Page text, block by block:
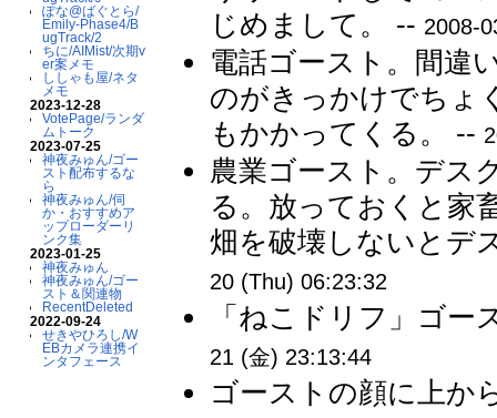
ぽな@ばぐとら/
Emily-Phase4/B
ugTrack/2
ちに/AIMist/次期v
er案メモ
ししゃも屋/ネタ
メモ
2023-12-28
VotePage/ランダ
ムトーク
2023-07-25
神夜みゅん/ゴー
スト配布するな
ら
神夜みゅん/伺
か・おすすめア
ップローダーリ
ンク集
2023-01-25
神夜みゅん
神夜みゅん/ゴー
スト＆関連物
RecentDeleted
2022-09-24
せきやひろし/W
EBカメラ連携イ
ンタフェース
じめまして。 -- 2008-
電話ゴースト。間違
のがきっかけでちょ
もかかってくる。 --
農業ゴースト。デス
る。放っておくと家
畑を破壊しないとデ
20 (Thu) 06:23:32
「ねこドリフ」ゴ
21 (金) 23:13:44
ゴーストの顔に上か